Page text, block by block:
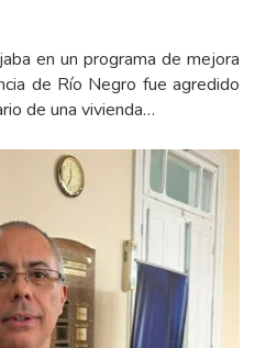
en un programa de mejora
de Río Negro fue agredido
de una vivienda…